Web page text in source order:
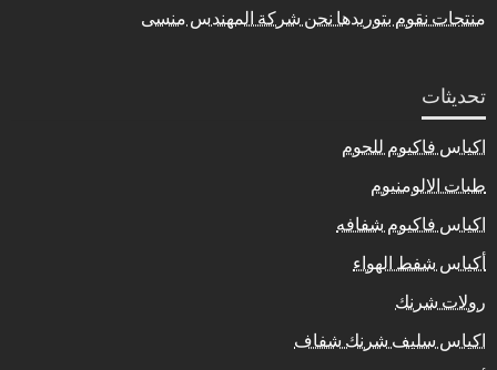
منتجات نقوم بتوريدها نحن شركة المهندس منسى
تحديثات
اكياس فاكيوم للحوم
طبات الالومنيوم
اكياس فاكيوم شفافه
أكياس شفط الهواء
رولات شرنك
اكياس سليف شرنك شفاف